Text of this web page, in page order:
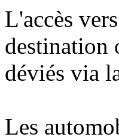
L'accès
destination
déviés via
Les